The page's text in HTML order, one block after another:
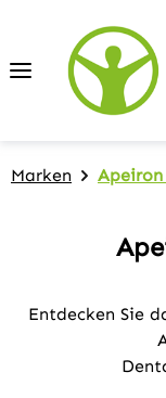
Zum Hauptinhalt
Marken
Entdecken Sie